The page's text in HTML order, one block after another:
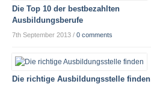
Die Top 10 der bestbezahlten
Ausbildungsberufe
7th September 2013 / 0 comments
Die richtige Ausbildungsstelle finden